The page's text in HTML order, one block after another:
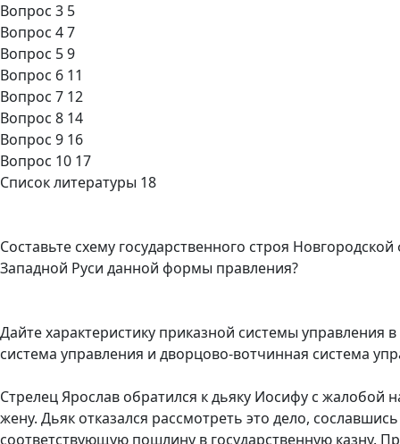
Вопрос 3 5
Вопрос 4 7
Вопрос 5 9
Вопрос 6 11
Вопрос 7 12
Вопрос 8 14
Вопрос 9 16
Вопрос 10 17
Список литературы 18
Составьте схему государственного строя
Западной Руси данной формы правления?
Дайте характеристику приказной системы управления
система управления и дворцово-вотчинная система
Стрелец Ярослав обратился к дьяку Иосифу с жалобой
жену. Дьяк отказался рассмотреть это дело,
соответствующую пошлину в государственную казну.